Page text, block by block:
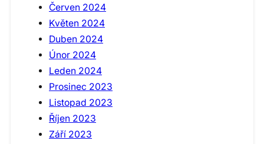
Červen 2024
Květen 2024
Duben 2024
Únor 2024
Leden 2024
Prosinec 2023
Listopad 2023
Říjen 2023
Září 2023